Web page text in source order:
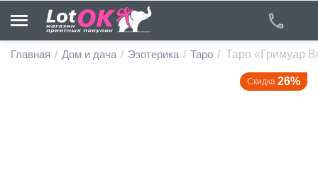
Главная / Дом и дача / Эзотерика / Таро / Таро «Гримуар
Скидка 26%